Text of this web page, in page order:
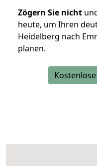
Zögern Sie nicht
heute, um Ihren
Heidelberg nach
planen.